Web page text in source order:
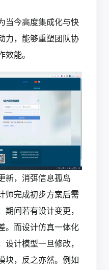
当今高度集成化与快
力，能够重塑团队协
能。
新，消弭信息孤岛
师完成初步方案后需
间若有设计变更，
。而设计仿真一体化
计模型一旦修改，
块，反之亦然。例如